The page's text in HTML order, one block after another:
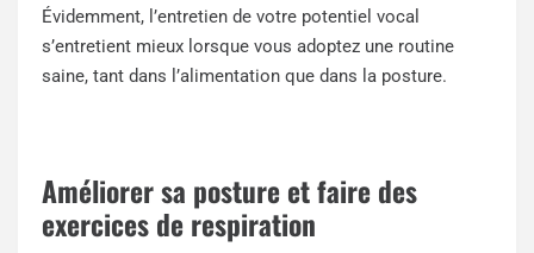
Évidemment, l’entretien de votre potentiel vocal
s’entretient mieux lorsque vous adoptez une routine
saine, tant dans l’alimentation que dans la posture.
Améliorer sa posture et faire des
exercices de respiration